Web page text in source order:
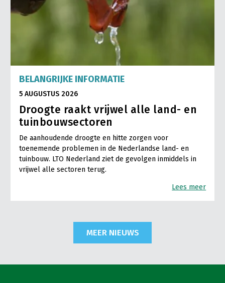
BELANGRIJKE INFORMATIE
5 AUGUSTUS 2026
Droogte raakt vrijwel alle land- en
tuinbouwsectoren
De aanhoudende droogte en hitte zorgen voor
toenemende problemen in de Nederlandse land- en
tuinbouw. LTO Nederland ziet de gevolgen inmiddels in
vrijwel alle sectoren terug.
Lees meer
MEER NIEUWS